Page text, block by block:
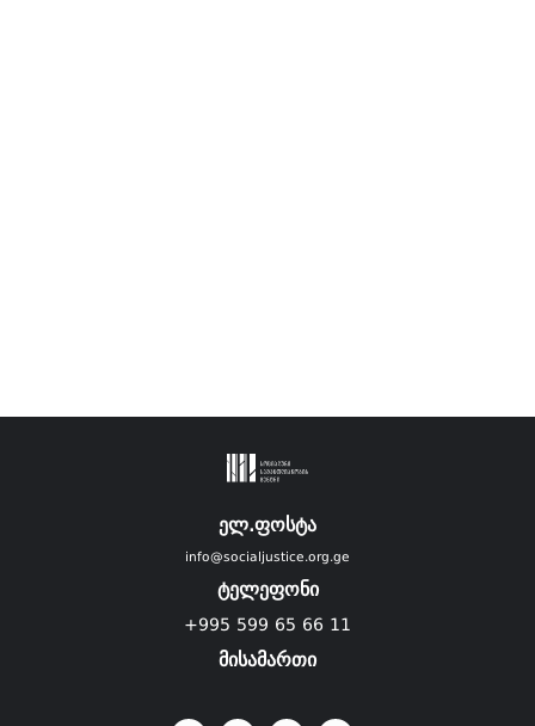
ელ.ფოსტა
info@socialjustice.org.ge
ტელეფონი
+995 599 65 66 11
მისამართი